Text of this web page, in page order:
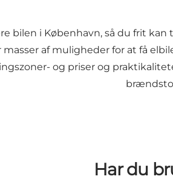
bilen i København, så du frit
masser af muligheder for at få
og priser og
Har du